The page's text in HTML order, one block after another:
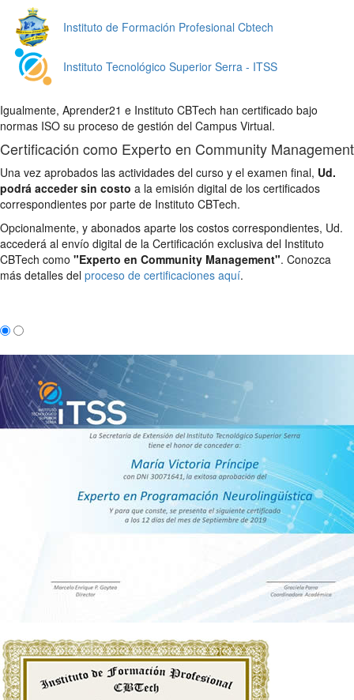
Instituto de Formación Profesional Cbtech
Instituto Tecnológico Superior Serra - ITSS
Igualmente, Aprender21 e Instituto CBTech han certificado bajo
normas ISO su proceso de gestión del Campus Virtual.
Certificación como Experto en Community Management
Una vez aprobados las actividades del curso y el examen final, Ud.
podrá acceder sin costo a la emisión digital de los certificados
correspondientes por parte de Instituto CBTech.
Opcionalmente, y abonados aparte los costos correspondientes, Ud.
accederá al envío digital de la Certificación exclusiva del Instituto
CBTech como "Experto en Community Management". Conozca
más detalles del proceso de certificaciones aquí.